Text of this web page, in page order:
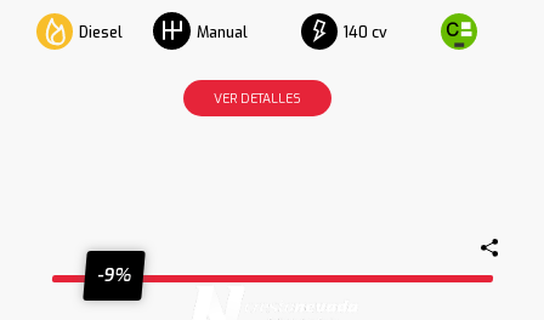
Diesel Manual 140 cv
VER DETALLES
-9%